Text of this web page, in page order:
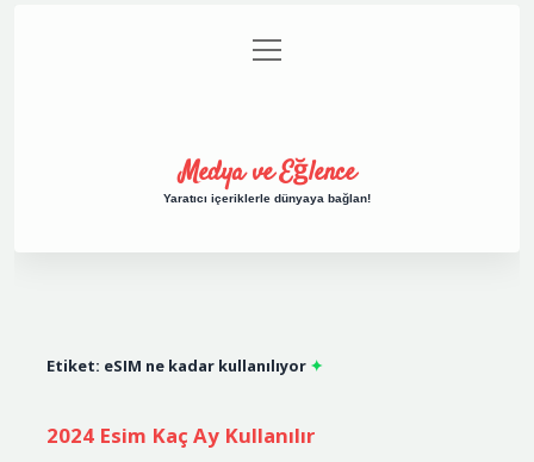
Gizlilik Politikası
menüyü
aç
Medya ve Eğlence
Yaratıcı içeriklerle dünyaya bağlan!
Etiket: eSIM ne kadar kullanılıyor
2024 Esim Kaç Ay Kullanılır